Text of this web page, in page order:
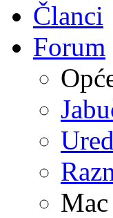
Članci
Forum
Mac